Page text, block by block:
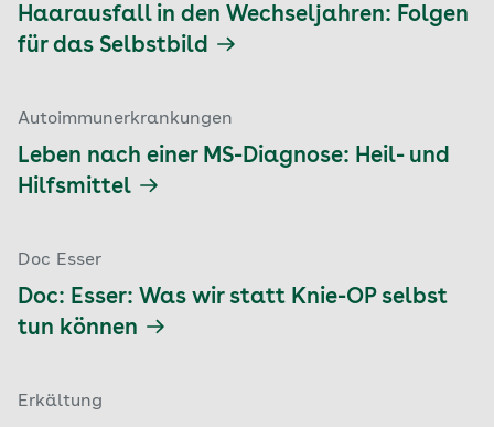
Haarausfall in den Wechseljahren: Folgen
für das Selbstbild
Autoimmunerkrankungen
Leben nach einer MS-Diagnose: Heil- und
Hilfsmittel
Doc Esser
Doc: Esser: Was wir statt Knie-OP selbst
tun können
Erkältung